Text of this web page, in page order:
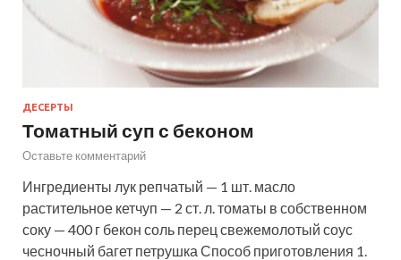
ДЕСЕРТЫ
Томатный суп с беконом
Оставьте комментарий
Ингредиенты лук репчатый — 1 шт. масло
растительное кетчуп — 2 ст. л. томаты в собственном
соку — 400 г бекон соль перец свежемолотый соус
чесночный багет петрушка Способ приготовления 1.